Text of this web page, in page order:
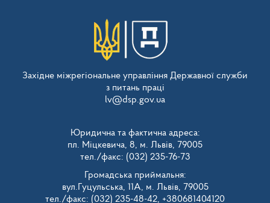
Західне міжрегіональне управління Державної служби
з питань праці
lv@dsp.gov.ua
Юридична та фактична адреса:
пл. Міцкевича, 8, м. Львів, 79005
тел./факс: (032) 235-76-73
Громадська приймальня:
вул.Гуцульська, 11А, м. Львів, 79005
тел./факс: (032) 235-48-42, +380681404120